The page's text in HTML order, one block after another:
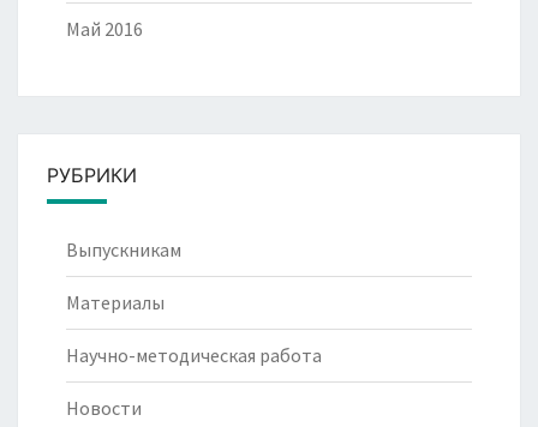
Май 2016
РУБРИКИ
Выпускникам
Материалы
Научно-методическая работа
Новости